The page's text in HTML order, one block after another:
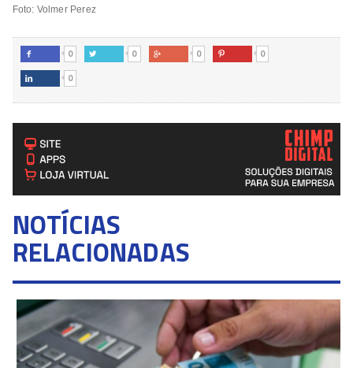
Foto: Volmer Perez
 0  0  0  0
 0
NOTÍCIAS
RELACIONADAS